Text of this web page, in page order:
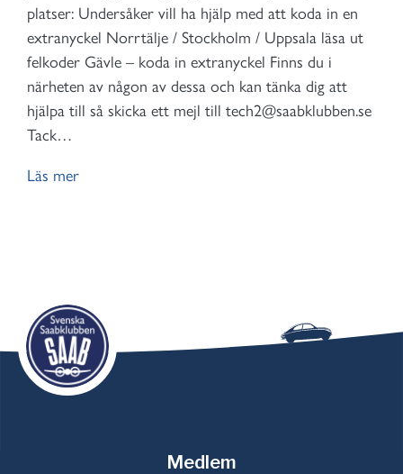
platser: Undersåker vill ha hjälp med att koda in en
extranyckel Norrtälje / Stockholm / Uppsala läsa ut
felkoder Gävle – koda in extranyckel Finns du i
närheten av någon av dessa och kan tänka dig att
hjälpa till så skicka ett mejl till tech2@saabklubben.se
Tack…
Läs mer
Medlem